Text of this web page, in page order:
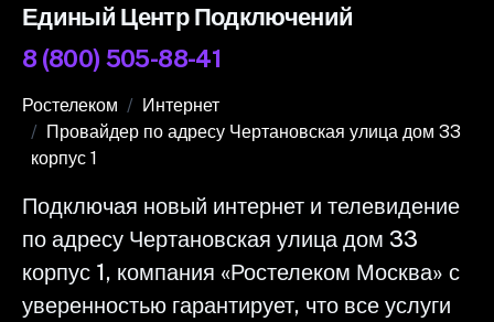
Единый Центр Подключений
8 (800) 505-88-41
Ростелеком
Интернет
Провайдер по адресу Чертановская улица дом 33
корпус 1
Подключая новый интернет и телевидение
по адресу Чертановская улица дом 33
корпус 1, компания «Ростелеком Москва» с
уверенностью гарантирует, что все услуги